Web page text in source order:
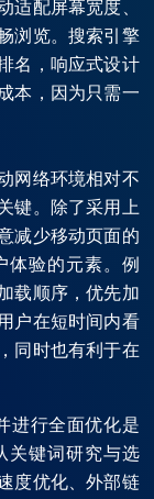
适配屏幕宽度、
浏览。搜索引擎
名，响应式设计
本，因为只需一
网络环境相对不
键。除了采用上
减少移动页面的
体验的元素。例
载顺序，优先加
户在短时间内看
同时也有利于在
进行全面优化是
关键词研究与选
度优化、外部链